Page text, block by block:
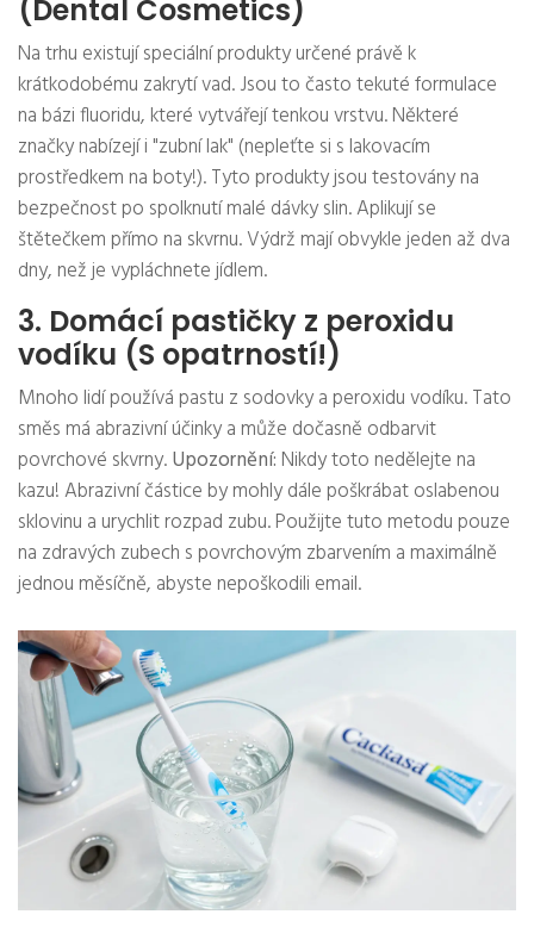
(Dental Cosmetics)
Na trhu existují speciální produkty určené právě k
krátkodobému zakrytí vad. Jsou to často tekuté formulace
na bázi fluoridu, které vytvářejí tenkou vrstvu. Některé
značky nabízejí i "zubní lak" (nepleťte si s lakovacím
prostředkem na boty!). Tyto produkty jsou testovány na
bezpečnost po spolknutí malé dávky slin. Aplikují se
štětečkem přímo na skvrnu. Výdrž mají obvykle jeden až dva
dny, než je vypláchnete jídlem.
3. Domácí pastičky z peroxidu
vodíku (S opatrností!)
Mnoho lidí používá pastu z sodovky a peroxidu vodíku. Tato
směs má abrazivní účinky a může dočasně odbarvit
povrchové skvrny.Upozornění: Nikdy toto nedělejte na
kazu! Abrazivní částice by mohly dále poškrábat oslabenou
sklovinu a urychlit rozpad zubu. Použijte tuto metodu pouze
na zdravých zubech s povrchovým zbarvením a maximálně
jednou měsíčně, abyste nepoškodili email.